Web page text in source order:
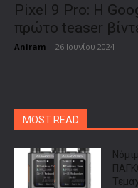
Pixel 9 Pro: Η
πρώτο teaser
Aniram - 26 Ιουνίου 2024
MOST READ